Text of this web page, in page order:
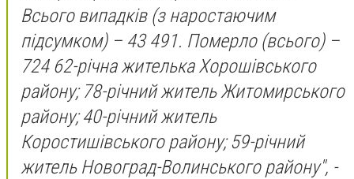
Всього випадків (з наростаючим
підсумком) – 43 491. Померло (всього) –
724 62-річна жителька Хорошівського
району; 78-річний житель Житомирського
району; 40-річний житель
Коростишівського району; 59-річний
житель Новоград-Волинського району", -